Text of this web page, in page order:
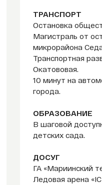
ТРАНСПОРТ
Остановка
Магистраль от
микрорайона
Транспортная
Окатововая.
10 минут на
города.
ОБРАЗОВАНИЕ
В шаговой
детских сада.
ДОСУГ
ГА «Мариинский
Ледовая арена